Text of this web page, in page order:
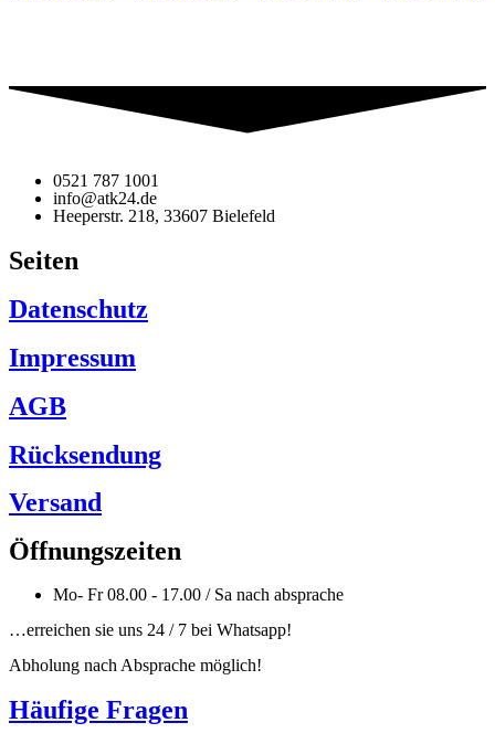
0521 787 1001
info@atk24.de
Heeperstr. 218, 33607 Bielefeld
Seiten
Datenschutz
Impressum
AGB
Rücksendung
Versand
Öffnungszeiten
Mo- Fr 08.00 - 17.00 / Sa nach absprache
…erreichen sie uns 24 / 7 bei Whatsapp!
Abholung nach Absprache möglich!
Häufige Fragen